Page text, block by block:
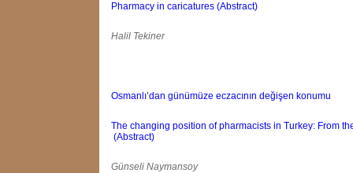
Pharmacy in caricatures (Abstract)
Halil Tekiner
Osmanlı’dan günümüze eczacının değişen konumu
The changing position of pharmacists in Turkey: From
(Abstract)
Günseli Naymansoy